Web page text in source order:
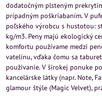
dodatočným plsteným
prípadným poškriabaním. V
poľského výrobcu s hustotou:
kg/m3. Peny majú ekologický
komfortu používame medzi
vatelínu, vďaka čomu sa
používanie. V širokej ponuke
kancelárske látky (napr. Note,
glamour štýle (Magic Velvet),